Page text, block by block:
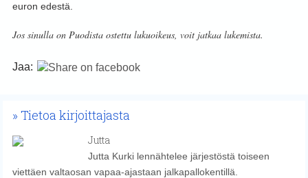
euron edestä.
Jos sinulla on Puodista ostettu lukuoikeus, voit jatkaa lukemista.
Jaa:
Tietoa kirjoittajasta
Jutta
Jutta Kurki lennähtelee järjestöstä toiseen
viettäen valtaosan vapaa-ajastaan jalkapallokentillä.